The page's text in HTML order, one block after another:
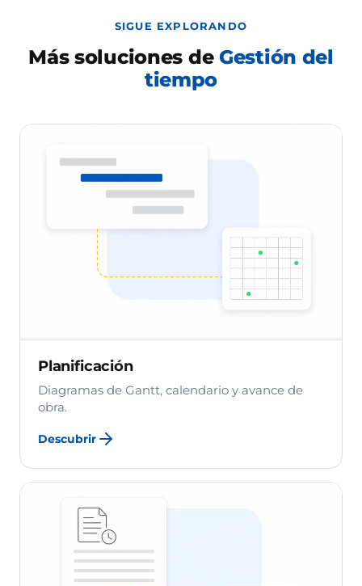
SIGUE EXPLORANDO
Más soluciones de Gestión del
tiempo
Planificación
Diagramas de Gantt, calendario y avance de
obra.
Descubrir